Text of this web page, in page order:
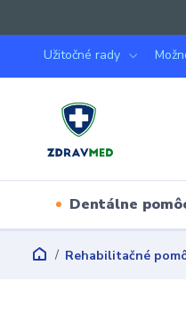
Užitočné rady
Dentálne
Rehabilitačné